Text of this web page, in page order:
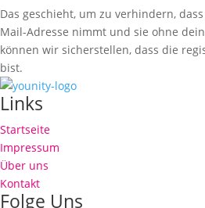
Das geschieht, um zu verhindern,
Mail-Adresse nimmt und sie ohne
können wir sicherstellen, dass die
bist.
Links
Startseite
Impressum
Über uns
Kontakt
Folge Uns